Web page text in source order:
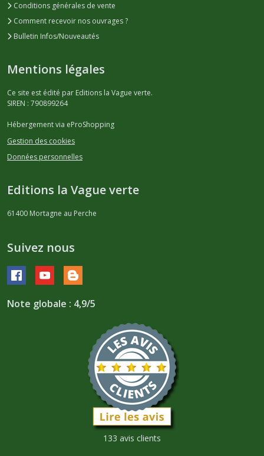
Conditions générales de vente
Comment recevoir nos ouvrages ?
Bulletin Infos/Nouveautés
Mentions légales
Ce site est édité par Editions la Vague verte.
SIREN : 790899264
Hébergement via eProShopping
Gestion des cookies
Données personnelles
Editions la Vague verte
61400 Mortagne au Perche
Suivez nous
Note globale : 4,9/5
133 avis clients